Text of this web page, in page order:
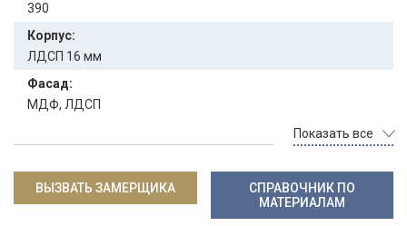
390
Корпус:
ЛДСП 16 мм
Фасад:
МДФ, ЛДСП
Показать все
ВЫЗВАТЬ ЗАМЕРЩИКА
СПРАВОЧНИК ПО
МАТЕРИАЛАМ